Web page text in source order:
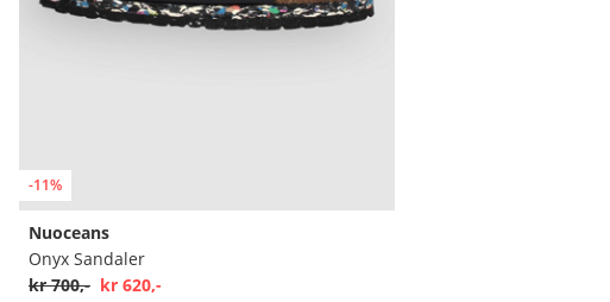
-11%
Nuoceans
Onyx Sandaler
kr 700,- kr 620,-